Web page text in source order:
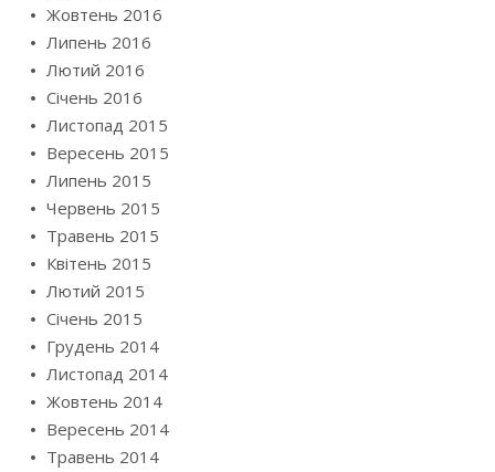
Жовтень 2016
Липень 2016
Лютий 2016
Січень 2016
Листопад 2015
Вересень 2015
Липень 2015
Червень 2015
Травень 2015
Квітень 2015
Лютий 2015
Січень 2015
Грудень 2014
Листопад 2014
Жовтень 2014
Вересень 2014
Травень 2014